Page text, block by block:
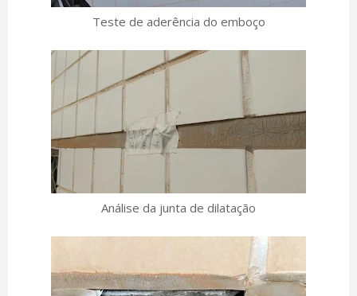
Teste de aderência do emboço
Análise da junta de dilatação